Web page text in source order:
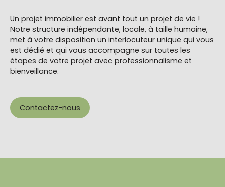
Un projet immobilier est avant tout un projet de vie !
Notre structure indépendante, locale, à taille humaine,
met à votre disposition un interlocuteur unique qui vous
est dédié et qui vous accompagne sur toutes les
étapes de votre projet avec professionnalisme et
bienveillance.
Contactez-nous